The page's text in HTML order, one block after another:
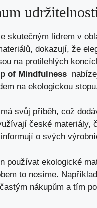
skutečným lídrem v
dokazují, že
na ⁢protilehlých‍
of Mindfulness
na ekologickou
‌svůj ‌příběh, což
⁢české materiály,
o⁢ svých
používat ekologické
to nosíme.
⁤nákupům a tím